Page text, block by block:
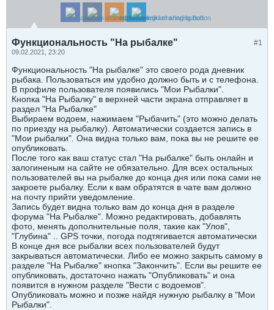
#1
Функциональность "На рыбалке"
09.02.2021, 23:20
Функциональность "На рыбалке" это своего рода дневник
рыбака. Пользоваться им удобно должно быть и с телефона.
В профиле пользователя появились "Мои Рыбалки".
Кнопка "На Рыбалку" в верхней части экрана отправляет в
раздел "На Рыбалке"
Выбираем водоем, нажимаем "Рыбачить" (это можно делать
по приезду на рыбалку). Автоматически создается запись в
"Мои рыбалки". Она видна только вам, пока вы не решите ее
опубликовать.
После того как ваш статус стал "На рыбалке" быть онлайн и
залогиненым на сайте не обязательно. Для всех остальных
пользователей вы на рыбалке до конца дня или пока сами не
закроете рыбалку. Если к вам обратятся в чате вам должно
на почту прийти уведомление.
Запись будет видна только вам до конца дня в разделе
форума "На Рыбалке". Можно редактировать, добавлять
фото, менять дополнительные поля, такие как "Улов",
"Глубина" .. GPS точки, погода подтягивается автоматически
В конце дня все рыбалки всех пользователей будут
закрываться автоматически. Либо ее можно закрыть самому в
разделе "На Рыбалке" кнопка "Закончить". Если вы решите ее
опубликовать, достаточно нажать "Опубликовать" и она
появится в нужном разделе "Вести с водоемов".
Опубликовать можно и позже найдя нужную рыбалку в "Мои
Рыбалки".